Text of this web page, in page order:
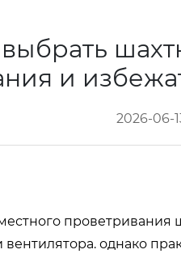
и
2026-06-
однако